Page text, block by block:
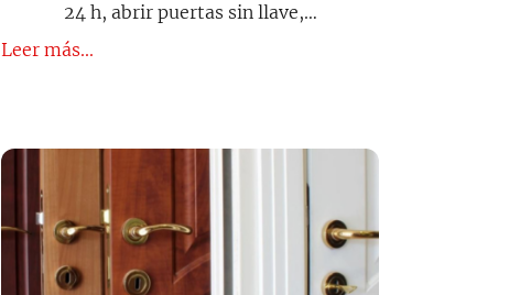
24 h, abrir puertas sin llave,…
Leer más...